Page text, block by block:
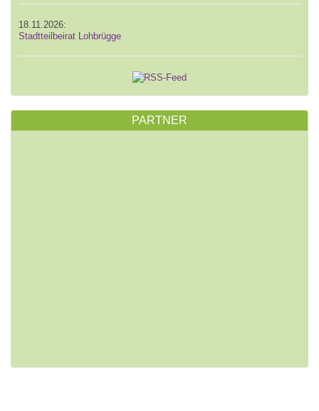
18.11.2026:
Stadtteilbeirat Lohbrügge
PARTNER